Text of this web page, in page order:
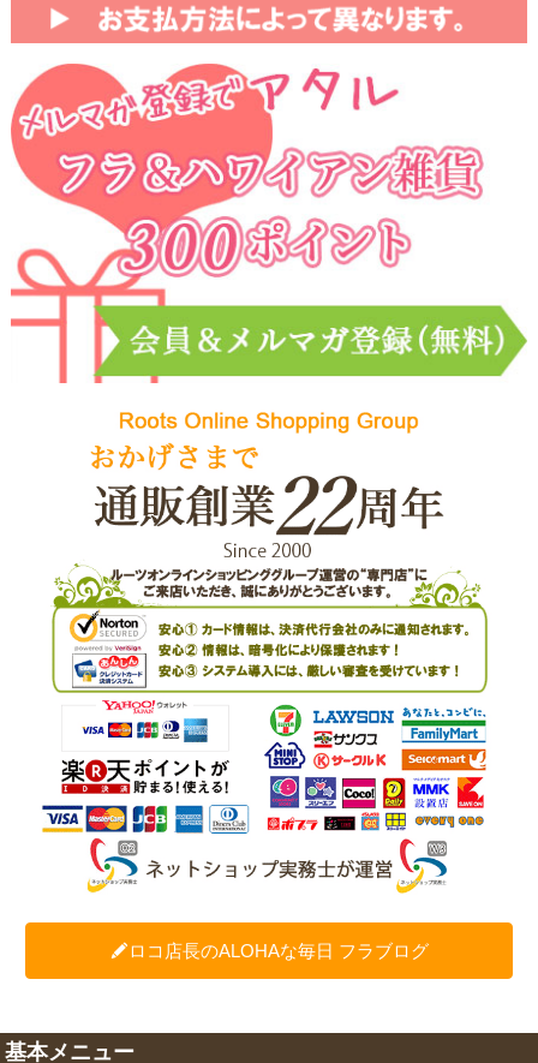
ロコ店長のALOHAな毎日 フラブログ
基本メニュー